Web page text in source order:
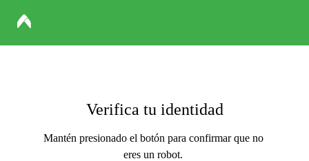
Verifica tu identidad
Mantén presionado el botón para confirmar que no
eres un robot.